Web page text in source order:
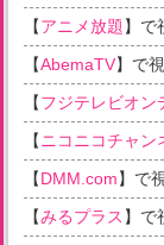
【アニメ放題】で
【AbemaTV】で
【フジテレビオン
【ニコニコチャン
【DMM.com】で
【みるプラス 】で